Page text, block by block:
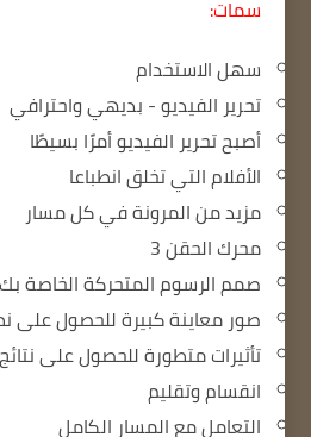
سمات:
سهل الاستخدام
تحرير الفيديو - بديهي واحترافي
أصبح تحرير الفيديو أمرًا بسيطًا
الأفلام التي تخلق انطباعا
مزيد من المرونة في كل مسار
محرك الحقن 3
صمم الرسوم المتحركة الخاصة
صور معاينة كبيرة للحصول على
تأثيرات متطورة للحصول على
انقسام وتقليم
التعامل مع المسار الكامل